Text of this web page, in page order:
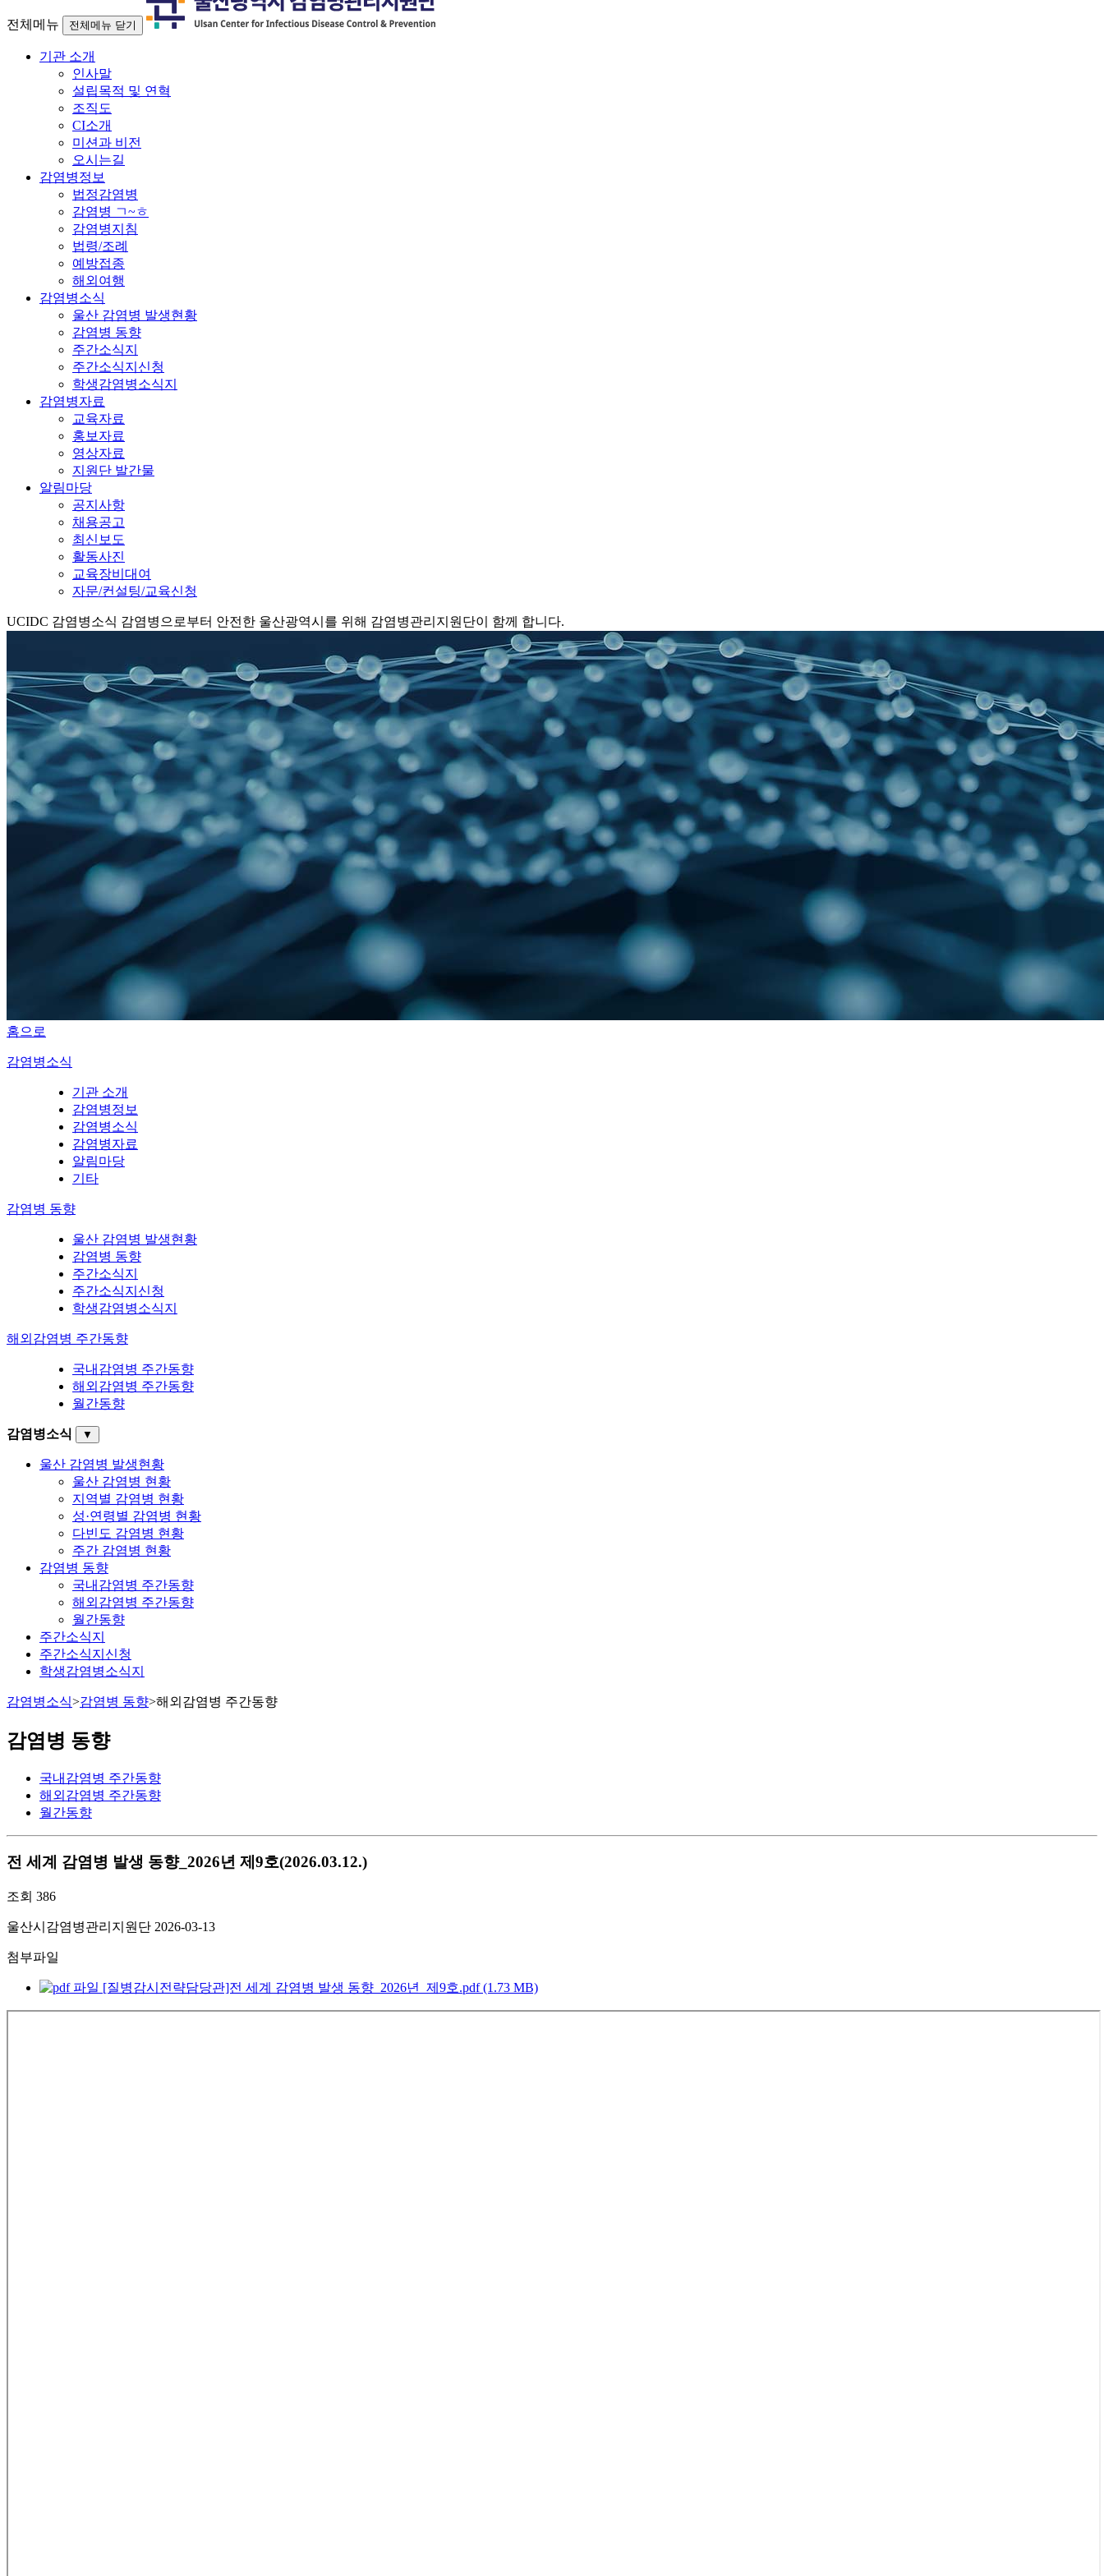
전체메뉴 전체메뉴 닫기
기관 소개
인사말
설립목적 및 연혁
조직도
CI소개
미션과 비전
오시는길
감염병정보
법정감염병
감염병 ㄱ~ㅎ
감염병지침
법령/조례
예방접종
해외여행
감염병소식
울산 감염병 발생현황
감염병 동향
주간소식지
주간소식지신청
학생감염병소식지
감염병자료
교육자료
홍보자료
영상자료
지원단 발간물
알림마당
공지사항
채용공고
최신보도
활동사진
교육장비대여
자문/컨설팅/교육신청
UCIDC 감염병소식 감염병으로부터 안전한 울산광역시를 위해 감염병관리지원단이 함께 합니다.
홈으로
감염병소식
기관 소개
감염병정보
감염병소식
감염병자료
알림마당
기타
감염병 동향
울산 감염병 발생현황
감염병 동향
주간소식지
주간소식지신청
학생감염병소식지
해외감염병 주간동향
국내감염병 주간동향
해외감염병 주간동향
월간동향
감염병소식 ▼
울산 감염병 발생현황
울산 감염병 현황
지역별 감염병 현황
성·연령별 감염병 현황
다빈도 감염병 현황
주간 감염병 현황
감염병 동향
국내감염병 주간동향
해외감염병 주간동향
월간동향
주간소식지
주간소식지신청
학생감염병소식지
감염병소식>감염병 동향>해외감염병 주간동향
감염병 동향
국내감염병 주간동향
해외감염병 주간동향
월간동향
전 세계 감염병 발생 동향_2026년 제9호(2026.03.12.)
조회 386
울산시감염병관리지원단 2026-03-13
첨부파일
[질병감시전략담당관]전 세계 감염병 발생 동향_2026년_제9호.pdf (1.73 MB)